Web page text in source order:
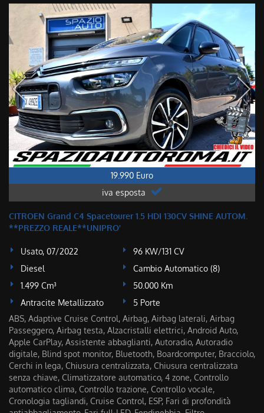
19.990 Euro
iva esposta
CITROEN Grand C4 Spacetourer 1.5 HDI 130CV SHINE AUTOM.
**PREZZO REALE**UNIPRO'
Usato, 07/2022
96 KW/131 CV
Diesel
Cambio Automatico (8)
1.499 Cm³
50.000 Km
Antracite Metallizzato
5 Porte
ABS, Adaptive Cruise Control, Airbag, Airbag laterali, Airbag
Passeggero, Airbag testa, Alzacristalli elettrici, Android Auto,
Apple CarPlay, Assistente abbaglianti, Autoradio, Autoradio
digitale, Blind spot monitor, Bluetooth, Boardcomputer, Bracciolo,
Cerchi in lega, Chiusura centralizzata, Chiusura centralizzata
senza chiave, Climatizzatore automatico, 4 zone, Controllo
automatico clima, Controllo trazione, Controllo vocale,
Cronologia tagliandi, Cruise Control, ESP, Fari di profondità